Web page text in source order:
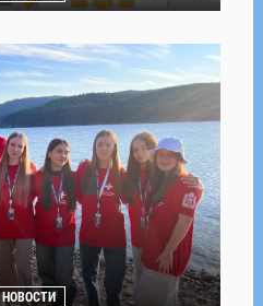
НОВОСТИ